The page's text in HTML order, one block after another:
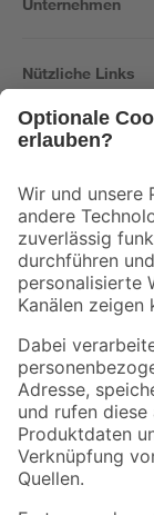
Unternehmen
Nützliche Links
Der toom Newsletter:
Zur Newsletter
Folge uns
Zahlungsarten
Sicher einkaufen